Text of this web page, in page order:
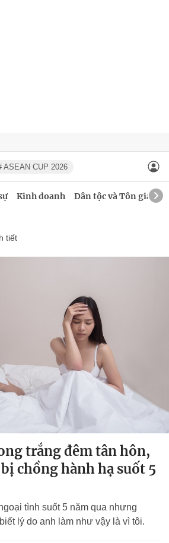
ASEAN CUP 2026
Kinh doanh Dân tộc và Tôn giáo
tiết
trắng đêm tân hôn,
chồng hành hạ suốt 5
tình suốt 5 năm qua nhưng
lý do anh làm như vậy là vì tôi.